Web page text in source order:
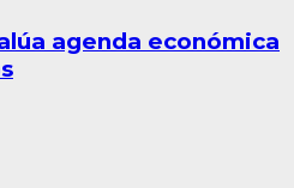
agenda económica